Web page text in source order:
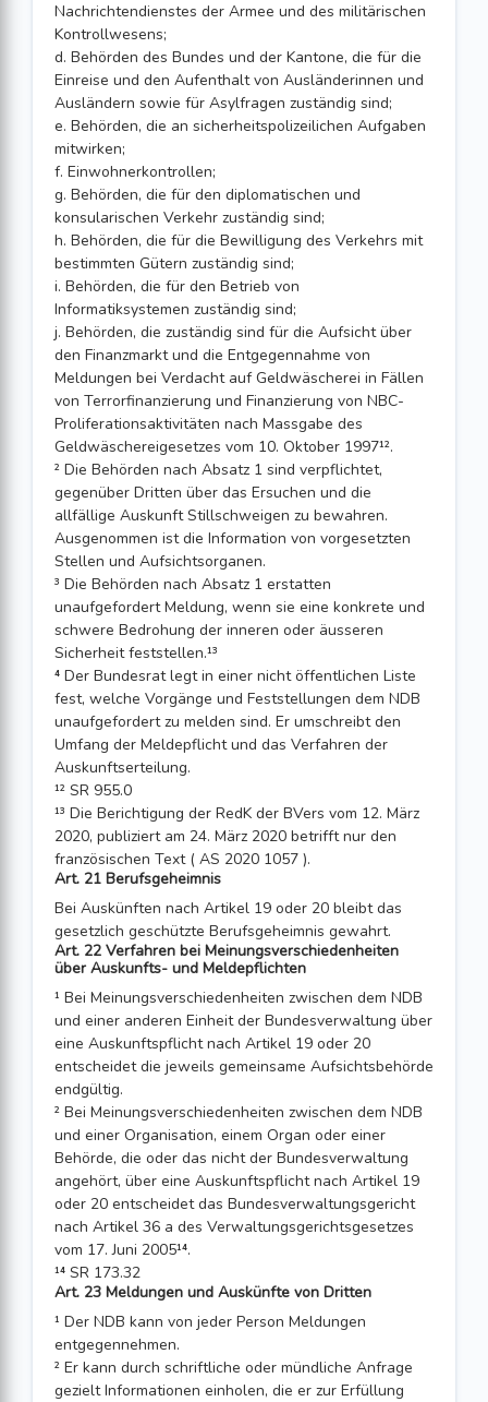
Nachrichtendienstes der Armee und des militärischen
Kontrollwesens;
d. Behörden des Bundes und der Kantone, die für die
Einreise und den Aufenthalt von Ausländerinnen und
Ausländern sowie für Asylfragen zuständig sind;
e. Behörden, die an sicherheitspolizeilichen Aufgaben
mitwirken;
f. Einwohnerkontrollen;
g. Behörden, die für den diplomatischen und
konsularischen Verkehr zuständig sind;
h. Behörden, die für die Bewilligung des Verkehrs mit
bestimmten Gütern zuständig sind;
i. Behörden, die für den Betrieb von
Informatiksystemen zuständig sind;
j. Behörden, die zuständig sind für die Aufsicht über
den Finanzmarkt und die Entgegennahme von
Meldungen bei Verdacht auf Geldwäscherei in Fällen
von Terrorfinanzierung und Finanzierung von NBC-
Proliferationsaktivitäten nach Massgabe des
Geldwäschereigesetzes vom 10. Oktober 1997¹².
² Die Behörden nach Absatz 1 sind verpflichtet,
gegenüber Dritten über das Ersuchen und die
allfällige Auskunft Stillschweigen zu bewahren.
Ausgenommen ist die Information von vorgesetzten
Stellen und Aufsichtsorganen.
³ Die Behörden nach Absatz 1 erstatten
unaufgefordert Meldung, wenn sie eine konkrete und
schwere Bedrohung der inneren oder äusseren
Sicherheit feststellen.¹³
⁴ Der Bundesrat legt in einer nicht öffentlichen Liste
fest, welche Vorgänge und Feststellungen dem NDB
unaufgefordert zu melden sind. Er umschreibt den
Umfang der Meldepflicht und das Verfahren der
Auskunftserteilung.
¹² SR 955.0
¹³ Die Berichtigung der RedK der BVers vom 12. März
2020, publiziert am 24. März 2020 betrifft nur den
französischen Text ( AS 2020 1057 ).
Art. 21 Berufsgeheimnis
Bei Auskünften nach Artikel 19 oder 20 bleibt das
gesetzlich geschützte Berufs­geheimnis gewahrt.
Art. 22 Verfahren bei Meinungsverschiedenheiten
über Auskunfts- und Meldepflichten
¹ Bei Meinungsverschiedenheiten zwischen dem NDB
und einer anderen Einheit der Bundesverwaltung über
eine Auskunftspflicht nach Artikel 19 oder 20
entscheidet die jeweils gemeinsame Aufsichtsbehörde
endgültig.
² Bei Meinungsverschiedenheiten zwischen dem NDB
und einer Organisation, einem Organ oder einer
Behörde, die oder das nicht der Bundesverwaltung
angehört, über eine Auskunftspflicht nach Artikel 19
oder 20 entscheidet das Bundesver­waltungsgericht
nach Artikel 36 a des Verwaltungsgerichtsgesetzes
vom 17. Juni 2005¹⁴.
¹⁴ SR 173.32
Art. 23 Meldungen und Auskünfte von Dritten
¹ Der NDB kann von jeder Person Meldungen
entgegennehmen.
² Er kann durch schriftliche oder mündliche Anfrage
gezielt Informationen einholen, die er zur Erfüllung